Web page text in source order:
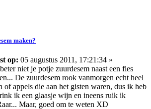
maken?
op: 05 augustus 2011, 17:21:34 »
niet je potje zuurdesem naast een fles
De zuurdesem rook vanmorgen echt heel
of appels die aan het gisten waren, dus ik heb
ik een glaasje wijn en ineens ruik ik
Maar, goed om te weten XD